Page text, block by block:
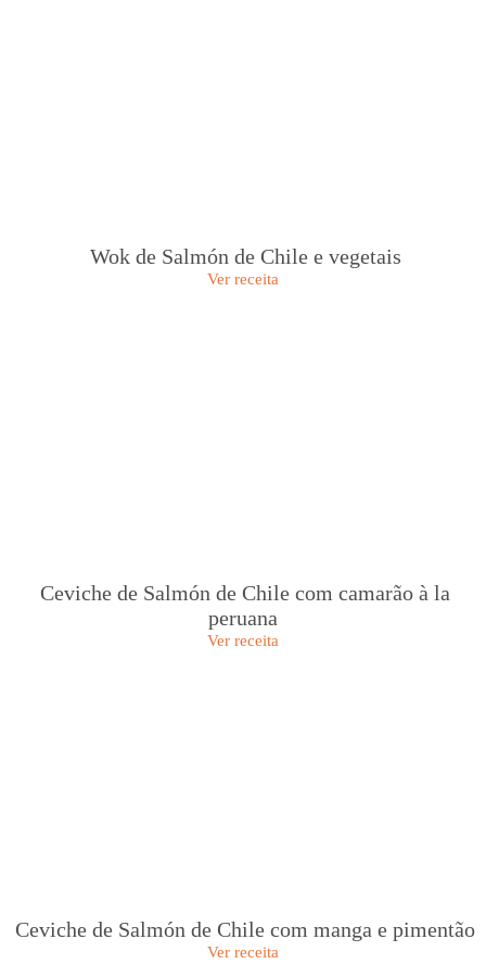
Wok de Salmón de Chile e vegetais
Ver receita
Ceviche de Salmón de Chile com camarão à la
peruana
Ver receita
Ceviche de Salmón de Chile com manga e pimentão
Ver receita